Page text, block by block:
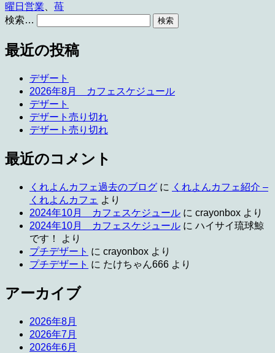
曜日営業
苺
検索…
最近の投稿
デザート
2026年8月 カフェスケジュール
デザート
デザート売り切れ
デザート売り切れ
最近のコメント
くれよんカフェ過去のブログ に くれよんカフェ紹介 –
くれよんカフェ より
2024年10月 カフェスケジュール に crayonbox より
2024年10月 カフェスケジュール に ハイサイ琉球鯨
です！
より
プチデザート に crayonbox より
プチデザート に たけちゃん666 より
アーカイブ
2026年8月
2026年7月
2026年6月